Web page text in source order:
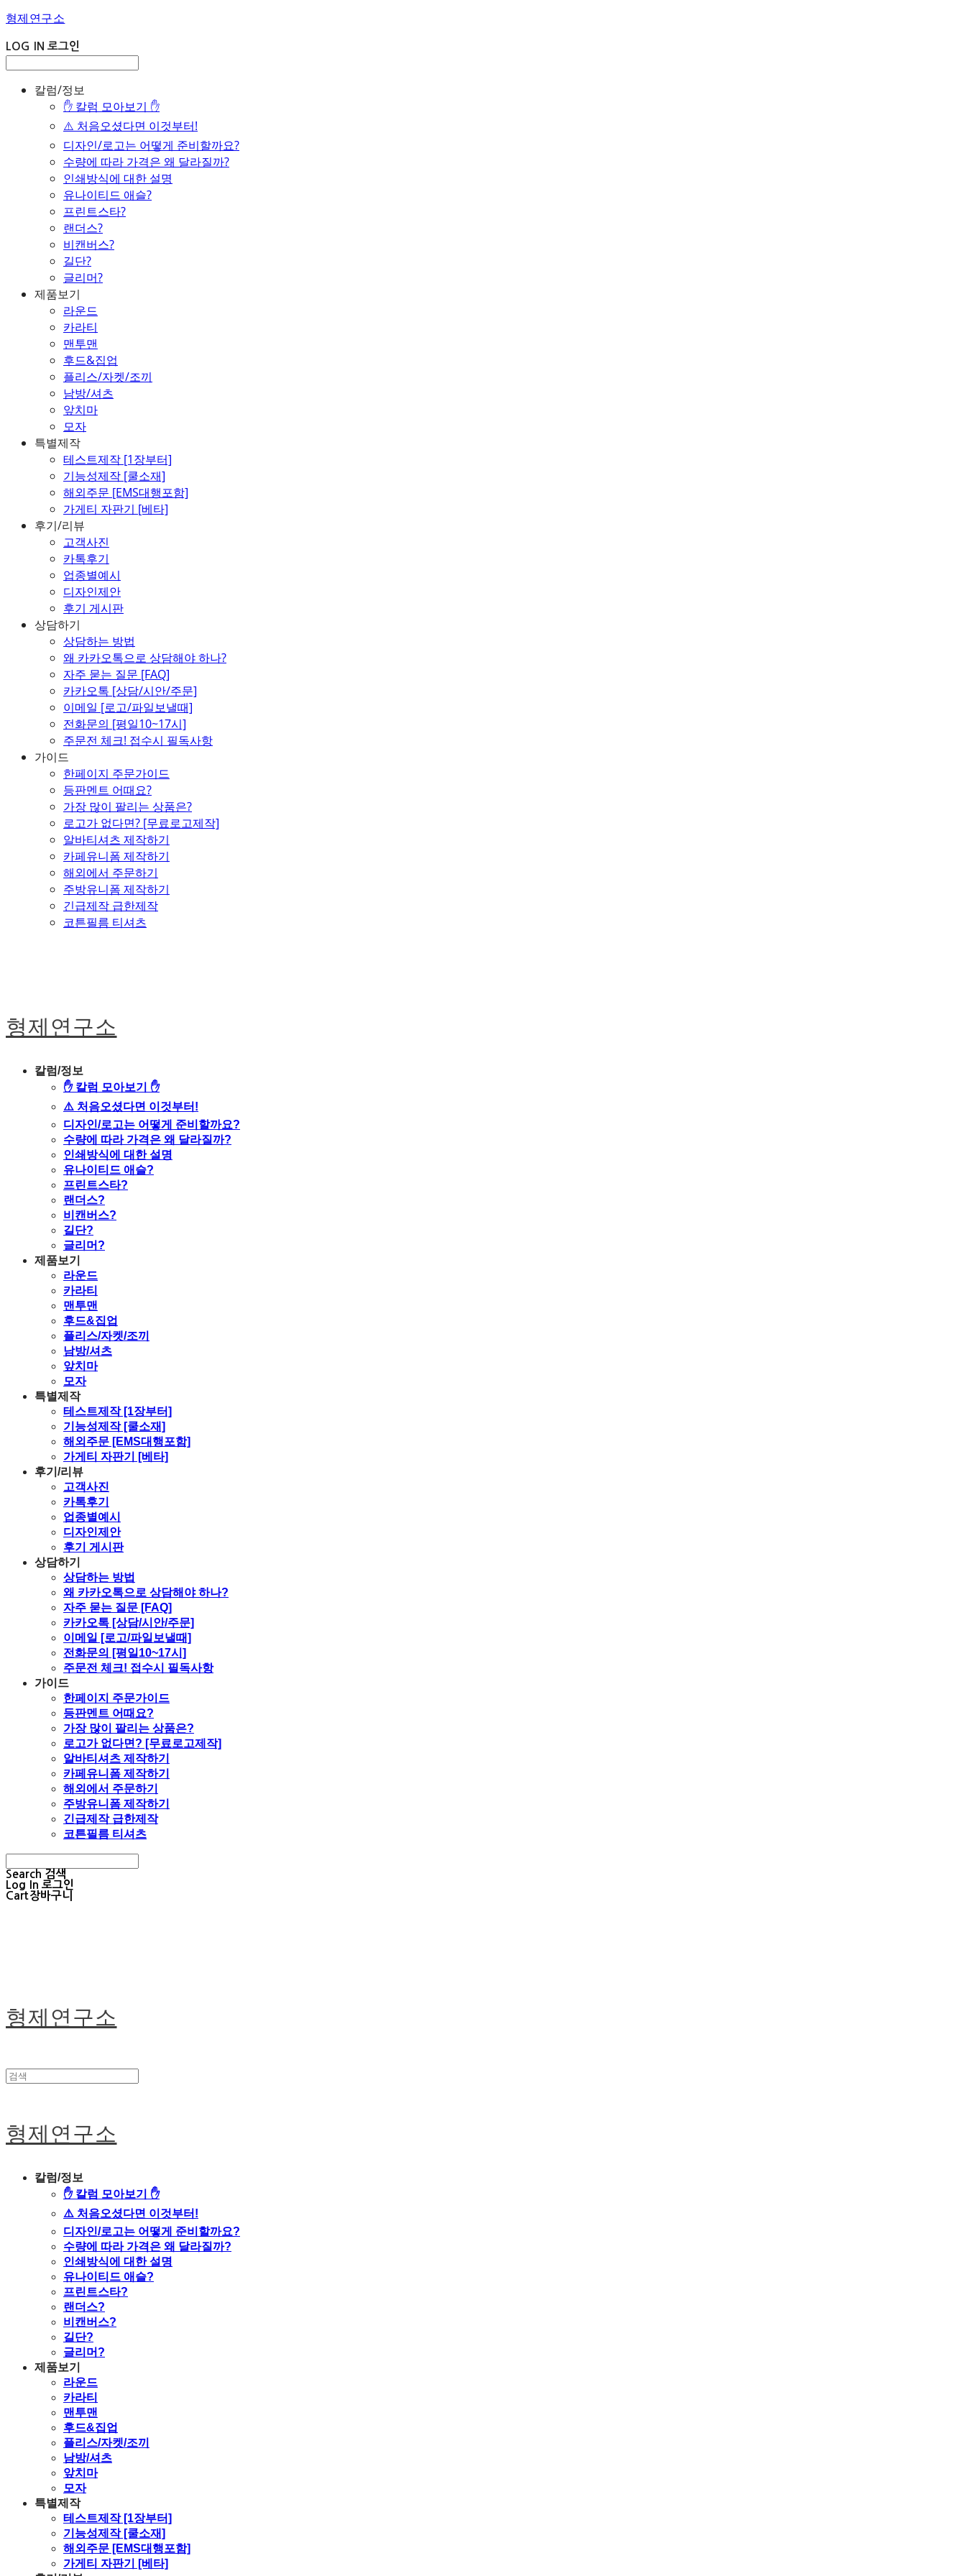
형제연구소
LOG IN 로그인
칼럼/정보
✋ 칼럼 모아보기 ✋
⚠️ 처음오셨다면 이것부터!
디자인/로고는 어떻게 준비할까요?
수량에 따라 가격은 왜 달라질까?
인쇄방식에 대한 설명
유나이티드 애슬?
프린트스타?
랜더스?
비캔버스?
길단?
글리머?
제품보기
라운드
카라티
맨투맨
후드&집업
플리스/자켓/조끼
남방/셔츠
앞치마
모자
특별제작
테스트제작 [1장부터]
기능성제작 [쿨소재]
해외주문 [EMS대행포함]
가게티 자판기 [베타]
후기/리뷰
고객사진
카톡후기
업종별예시
디자인제안
후기 게시판
상담하기
상담하는 방법
왜 카카오톡으로 상담해야 하나?
자주 묻는 질문 [FAQ]
카카오톡 [상담/시안/주문]
이메일 [로고/파일보낼때]
전화문의 [평일10~17시]
주문전 체크! 접수시 필독사항
가이드
한페이지 주문가이드
등판멘트 어때요?
가장 많이 팔리는 상품은?
로고가 없다면? [무료로고제작]
알바티셔츠 제작하기
카페유니폼 제작하기
해외에서 주문하기
주방유니폼 제작하기
긴급제작 급한제작
코튼필름 티셔츠
형제연구소
칼럼/정보
✋ 칼럼 모아보기 ✋
⚠️ 처음오셨다면 이것부터!
디자인/로고는 어떻게 준비할까요?
수량에 따라 가격은 왜 달라질까?
인쇄방식에 대한 설명
유나이티드 애슬?
프린트스타?
랜더스?
비캔버스?
길단?
글리머?
제품보기
라운드
카라티
맨투맨
후드&집업
플리스/자켓/조끼
남방/셔츠
앞치마
모자
특별제작
테스트제작 [1장부터]
기능성제작 [쿨소재]
해외주문 [EMS대행포함]
가게티 자판기 [베타]
후기/리뷰
고객사진
카톡후기
업종별예시
디자인제안
후기 게시판
상담하기
상담하는 방법
왜 카카오톡으로 상담해야 하나?
자주 묻는 질문 [FAQ]
카카오톡 [상담/시안/주문]
이메일 [로고/파일보낼때]
전화문의 [평일10~17시]
주문전 체크! 접수시 필독사항
가이드
한페이지 주문가이드
등판멘트 어때요?
가장 많이 팔리는 상품은?
로고가 없다면? [무료로고제작]
알바티셔츠 제작하기
카페유니폼 제작하기
해외에서 주문하기
주방유니폼 제작하기
긴급제작 급한제작
코튼필름 티셔츠
Search 검색
Log In 로그인
Cart장바구니
형제연구소
형제연구소
칼럼/정보
✋ 칼럼 모아보기 ✋
⚠️ 처음오셨다면 이것부터!
디자인/로고는 어떻게 준비할까요?
수량에 따라 가격은 왜 달라질까?
인쇄방식에 대한 설명
유나이티드 애슬?
프린트스타?
랜더스?
비캔버스?
길단?
글리머?
제품보기
라운드
카라티
맨투맨
후드&집업
플리스/자켓/조끼
남방/셔츠
앞치마
모자
특별제작
테스트제작 [1장부터]
기능성제작 [쿨소재]
해외주문 [EMS대행포함]
가게티 자판기 [베타]